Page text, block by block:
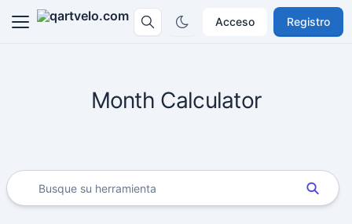
Acceso Registro
Month Calculator